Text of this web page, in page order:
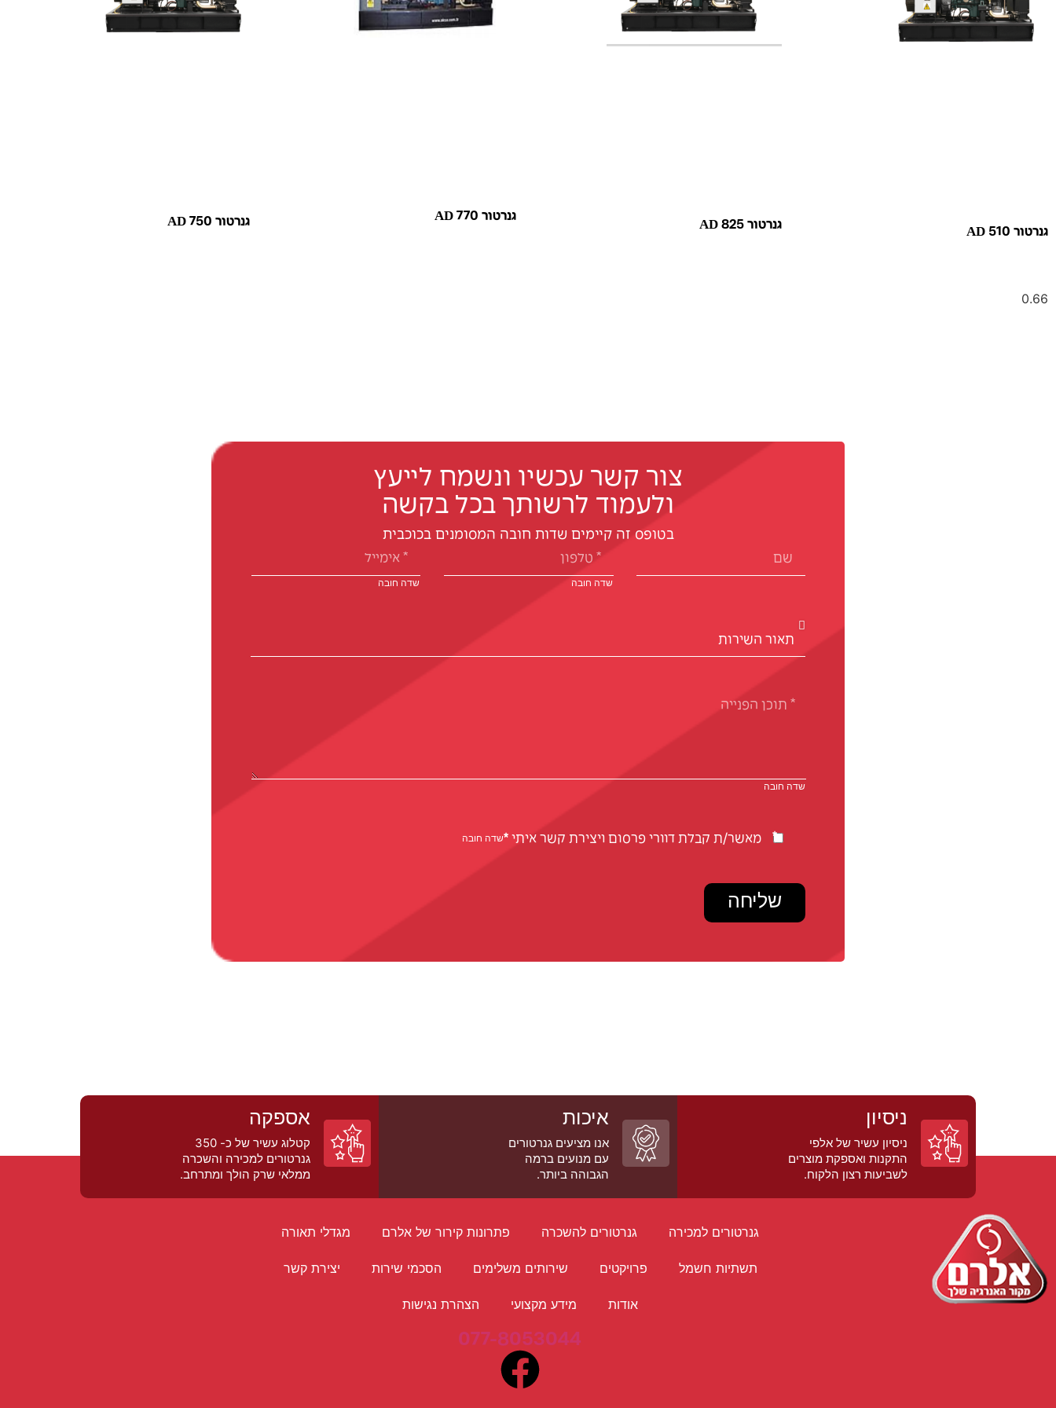
גנרטור AD 510
גנרטור AD 825
גנרטור AD 770 גנרטור AD 750
צור קשר עכשיו ונשמח לייעץ
ולעמוד לרשותך בכל בקשה
בטופס זה קיימים שדות חובה המסומנים בכוכבית
מאשר/ת קבלת דוורי פרסום ויצירת קשר איתי *
שליחה
ניסיון
ניסיון עשיר של אלפי
התקנות ואספקת מוצרים
לשביעות רצון הלקוח.
איכות
אנו מציעים גנרטורים
עם מנועים ברמה
הגבוהה ביותר.
אספקה
קטלוג עשיר של כ- 350
גנרטורים למכירה והשכרה
ממלאי שרק הולך ומתרחב.
גנרטורים למכירה גנרטורים להשכרה פתרונות קירור של אלרם מגדלי תאורה
תשתיות חשמל פרויקטים שירותים משלימים הסכמי שירות יצירת קשר
אודות מידע מקצועי הצהרת נגישות
077-8053044